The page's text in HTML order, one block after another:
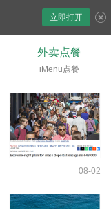
立即打开
外卖点餐
iMenu点餐
08-02